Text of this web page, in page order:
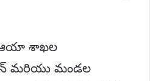
ఆయా శాఖల
మరియు మండల